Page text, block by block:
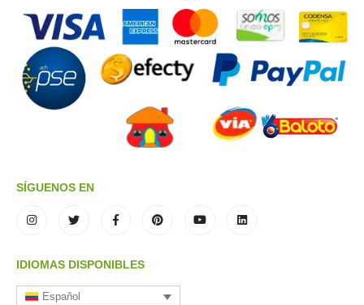
SÍGUENOS EN
IDIOMAS DISPONIBLES
Español